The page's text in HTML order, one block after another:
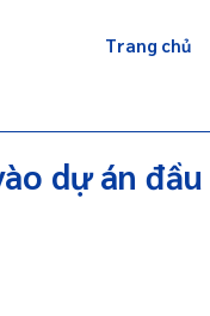
Trang chủ
dự án